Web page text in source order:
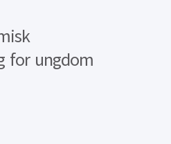
for ungdom